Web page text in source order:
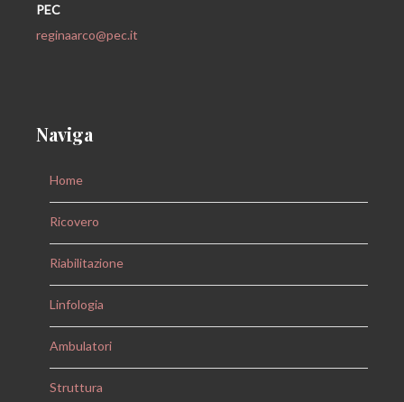
PEC
reginaarco@pec.it
Naviga
Home
Ricovero
Riabilitazione
Linfologia
Ambulatori
Struttura